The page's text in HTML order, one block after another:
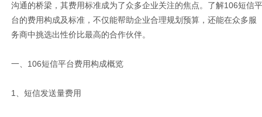
服务支持
沟通的桥梁，其费用标准成为了众多企业关注的焦点。了解106短信平
台的费用构成及标准，不仅能帮助企业合理规划预算，还能在众多服
务商中挑选出性价比最高的合作伙伴。
一、106短信平台费用构成概览
1、短信发送量费用